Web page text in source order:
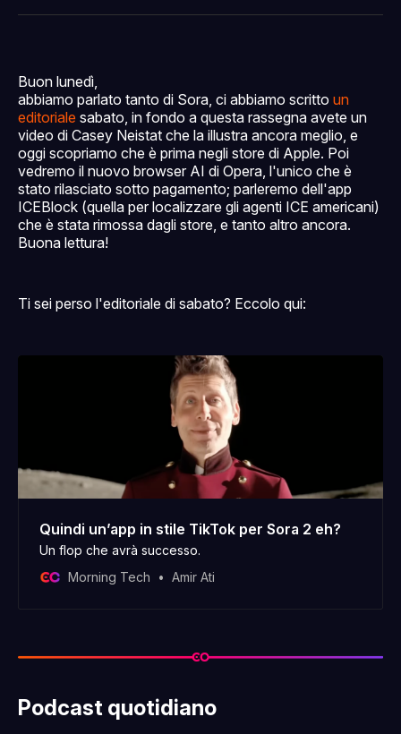
Facebook
Pinterest
LinkedInWhatsApp
email
Buon lunedì,
abbiamo parlato tanto di Sora, ci abbiamo scritto un
editoriale sabato, in fondo a questa rassegna avete un
video di Casey Neistat che la illustra ancora meglio, e
oggi scopriamo che è prima negli store di Apple. Poi
vedremo il nuovo browser AI di Opera, l'unico che è
stato rilasciato sotto pagamento; parleremo dell'app
ICEBlock (quella per localizzare gli agenti ICE americani)
che è stata rimossa dagli store, e tanto altro ancora.
Buona lettura!
Ti sei perso l'editoriale di sabato? Eccolo qui:
Quindi un’app in stile TikTok per Sora 2 eh?
Un flop che avrà successo.
Morning Tech
Amir Ati
Podcast quotidiano